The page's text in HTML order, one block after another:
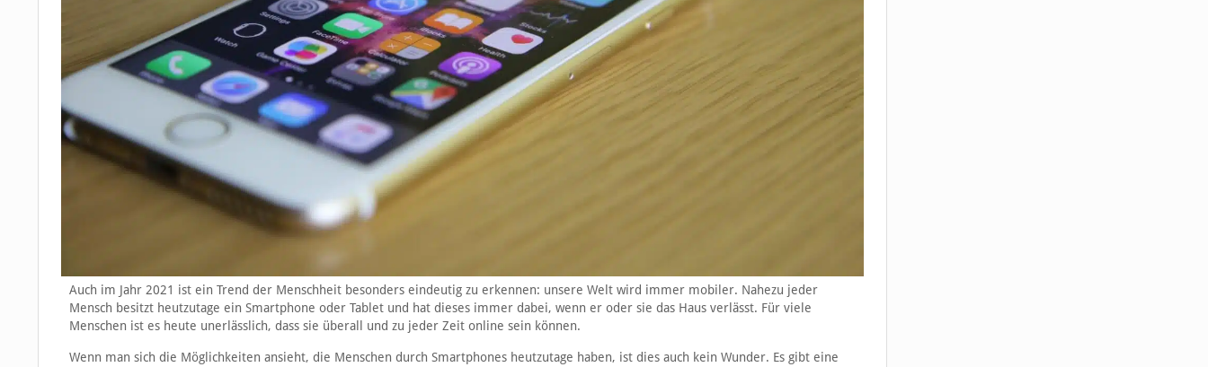
Auch im Jahr 2021 ist ein Trend der Menschheit besonders eindeutig zu erkennen: unsere Welt wird immer mobiler. Nahezu jeder
Mensch besitzt heutzutage ein Smartphone oder Tablet und hat dieses immer dabei, wenn er oder sie das Haus verlässt. Für viele
Menschen ist es heute unerlässlich, dass sie überall und zu jeder Zeit online sein können.
Wenn man sich die Möglichkeiten ansieht, die Menschen durch Smartphones heutzutage haben, ist dies auch kein Wunder. Es gibt eine